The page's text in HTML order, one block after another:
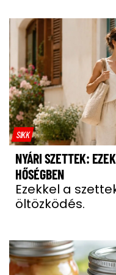
SIKK
NYÁRI SZETTEK:
HŐSÉGBEN
Ezekkel a
öltözködés.